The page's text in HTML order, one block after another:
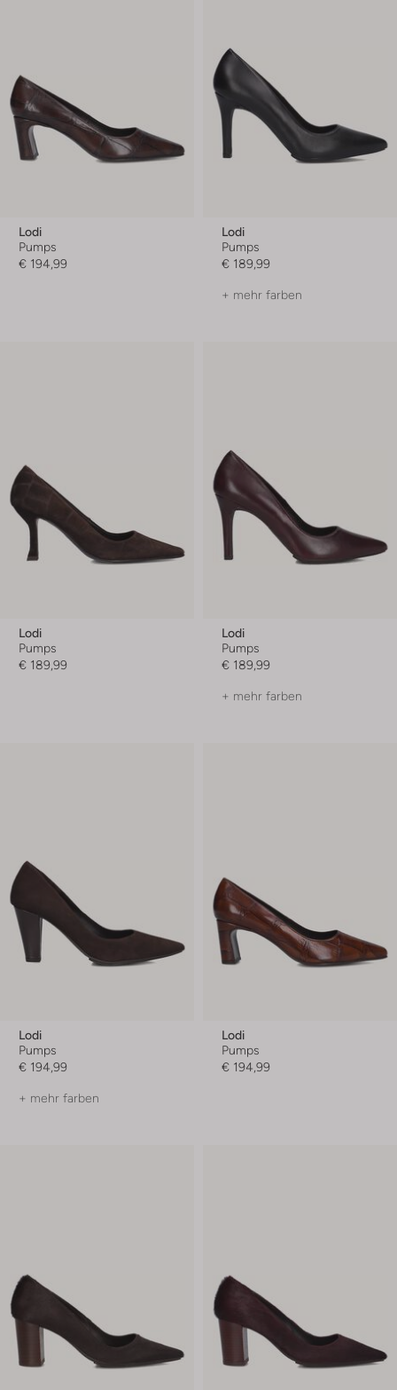
Lodi
Pumps
€ 194,99
Lodi
Pumps
€ 189,99
+ mehr farben
Lodi
Pumps
€ 189,99
Lodi
Pumps
€ 189,99
+ mehr farben
Lodi
Pumps
€ 194,99
+ mehr farben
Lodi
Pumps
€ 194,99